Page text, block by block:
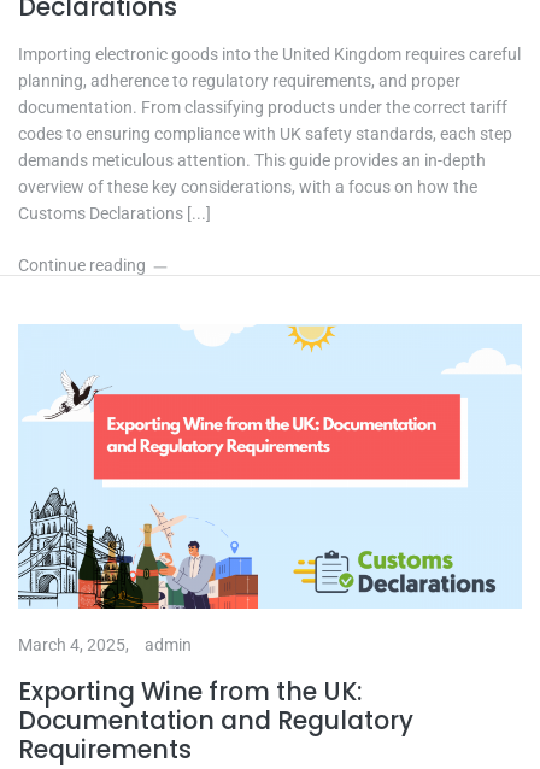
Declarations
Importing electronic goods into the United Kingdom requires careful
planning, adherence to regulatory requirements, and proper
documentation. From classifying products under the correct tariff
codes to ensuring compliance with UK safety standards, each step
demands meticulous attention. This guide provides an in-depth
overview of these key considerations, with a focus on how the
Customs Declarations [...]
Continue reading
March 4, 2025, admin
Exporting Wine from the UK:
Documentation and Regulatory
Requirements